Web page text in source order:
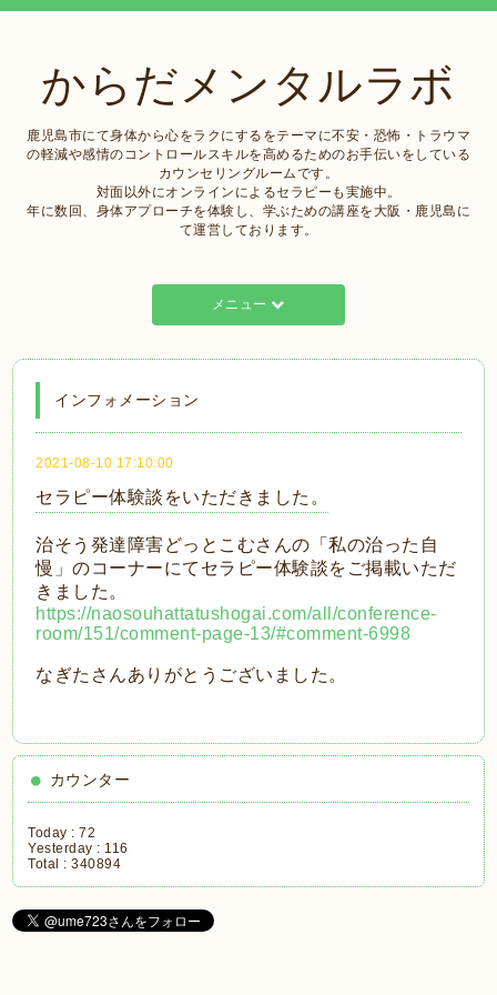
からだメンタルラボ
鹿児島市にて身体から心をラクにするをテーマに不安・恐怖・トラウマ
の軽減や感情のコントロールスキルを高めるためのお手伝いをしている
カウンセリングルームです。
対面以外にオンラインによるセラピーも実施中。
年に数回、身体アプローチを体験し、学ぶための講座を大阪・鹿児島に
て運営しております。
メニュー
インフォメーション
2021-08-10 17:10:00
セラピー体験談をいただきました。
治そう発達障害どっとこむさんの「私の治った自
慢」のコーナーにてセラピー体験談をご掲載いただ
きました。
https://naosouhattatushogai.com/all/conference-
room/151/comment-page-13/#comment-6998
なぎたさんありがとうございました。
カウンター
Today :72
Yesterday : 116
Total :340894